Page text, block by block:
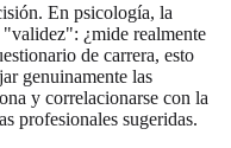
En psicología, la
¿mide realmente
de carrera, esto
genuinamente las
y correlacionarse con la
profesionales sugeridas.